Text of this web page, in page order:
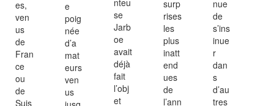
es,
ven
us
de
Fran
ce
ou
de
Suis
e
poig
née
d’a
mat
eurs
ven
us
se
Jarb
oe
avait
déjà
fait
l’obj
et
surp
rises
les
plus
inatt
end
ues
de
l’ann
nue
de
s’ins
inue
r
dan
s
d’au
tres